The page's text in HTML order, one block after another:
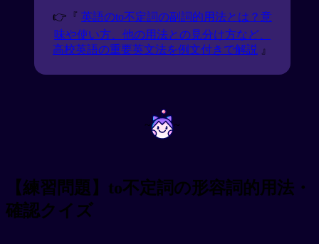
👉『 英語のto不定詞の副詞的用法とは？意
味や使い方、他の用法との見分け方など、
高校英語の重要英文法を例文付きで解説 』
~ ~
【練習問題】to不定詞の形容詞的用法・
確認クイズ